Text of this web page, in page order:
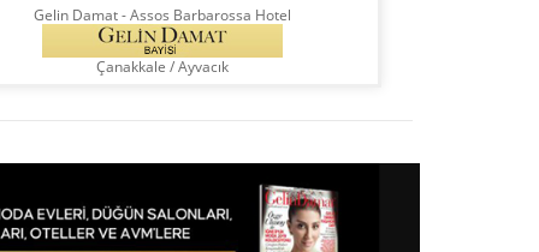
Gelin Damat - Assos Barbarossa Hotel
Çanakkale /Ayvacık